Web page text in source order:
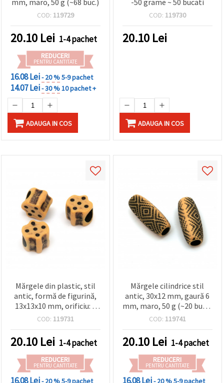
mm, maro, 50 g (~68 buc.)
COD: 119729
20.10 Lei 1-4 pachet
REDUCERI
PENTRU CANTITATE
16.08 Lei- 20 %5-9 pachet
14.07 Lei- 30 %10 pachet +
ADAUGA IN COS
-50 grame ~ 50 bucati
COD: 119730
20.10 Lei
ADAUGA IN COS
Mărgele din plastic, stil
antic, formă de figurină,
13x13x10 mm, orificiu: 7
mm, maro - 50 g (~56
COD: 119731
20.10 Lei 1-4 pachet
REDUCERI
PENTRU CANTITATE
16.08 Lei- 20 %5-9 pachet
Mărgele cilindrice stil
antic, 30x12 mm, gaură 6
mm, maro, 50 g (~20 buc.),
pentru bijuterii handmade
COD: 119741
20.10 Lei 1-4 pachet
REDUCERI
PENTRU CANTITATE
16.08 Lei- 20 %5-9 pachet